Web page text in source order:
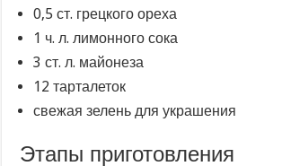
0,5 ст. грецкого ореха
1 ч. л. лимонного сока
3 ст. л. майонеза
12 тарталеток
свежая зелень для украшения
Этапы приготовления